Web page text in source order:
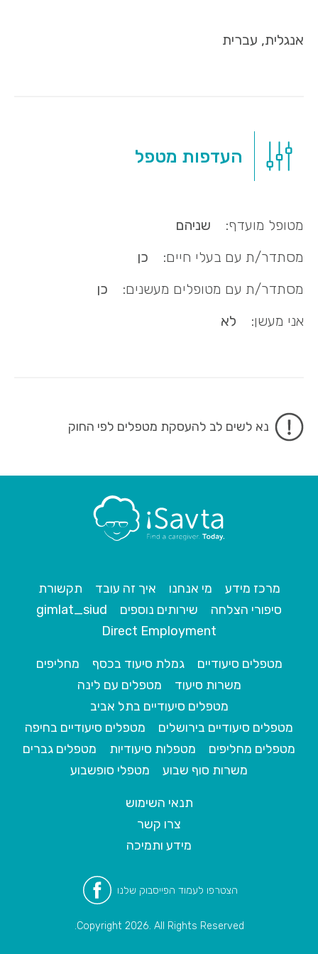
אנגלית, עברית
העדפות מטפל
מטופל מועדף:
שניהם
מסתדר/ת עם בעלי חיים:
כן
מסתדר/ת עם מטופלים מעשנים:
כן
אני מעשן:
לא
נא לשים לב להעסקת מטפלים לפי החוק
מרכז מידע מי אנחנו איך זה עובד
תקשורת
סיפורי הצלחה
שירותים נוספים
gimlat_siud
Direct Employment
מטפלים סיעודיים גמלת סיעוד בכסף
מחליפים
משרות סיעוד
מטפלים עם לינה
מטפלים סיעודיים בתל אביב
מטפלים סיעודיים בירושלים
מטפלים סיעודיים בחיפה
מטפלים מחליפים
מטפלות סיעודיות
מטפלים גברים
משרות סוף שבוע
מטפלי סופשבוע
תנאי השימוש
צרו קשר
מידע ותמיכה
הצטרפו לעמוד הפייסבוק שלנו
Copyright 2026. All Rights Reserved.